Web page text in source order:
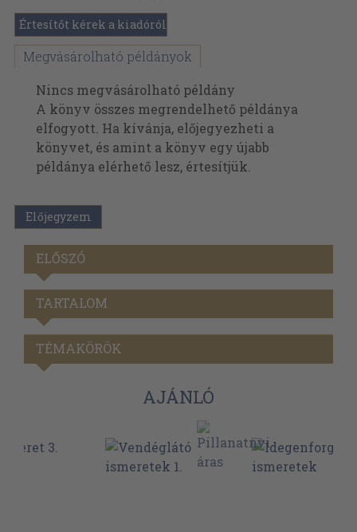
Értesítőt kérek a kiadóról
Megvásárolható példányok
Nincs megvásárolható példány
A könyv összes megrendelhető példánya
elfogyott. Ha kívánja, előjegyezheti a
könyvet, és amint a könyv egy újabb
példánya elérhető lesz, értesítjük.
Előjegyzem
ELŐSZÓ
TARTALOM
TÉMAKÖRÖK
AJÁNLÓ